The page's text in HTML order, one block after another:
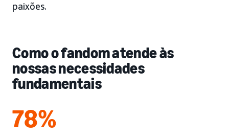
paixões.
Como o fandom atende às
nossas necessidades
fundamentais
78%